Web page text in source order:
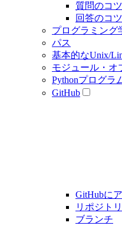
質問のコツ
回答のコツ
プログラミング
パス
基本的なUnix/
モジュール・オ
Pythonプログラ
GitHub
GitHubに
リポジト
ブランチ